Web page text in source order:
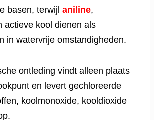
basen, terwijl aniline,
actieve kool dienen als
in watervrije omstandigheden.
ontleding vindt alleen plaats
en levert gechloreerde
koolmonoxide, kooldioxide